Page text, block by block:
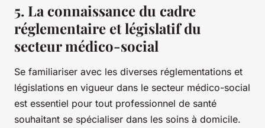
5. La connaissance du cadre
réglementaire et législatif du
secteur médico-social
Se familiariser avec les diverses réglementations et
législations en vigueur dans le secteur médico-social
est essentiel pour tout professionnel de santé
souhaitant se spécialiser dans les soins à domicile.